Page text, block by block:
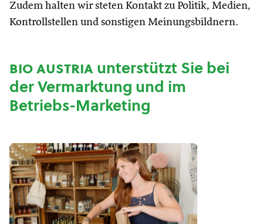
Zudem halten wir steten Kontakt zu Politik, Medien,
Kontrollstellen und sonstigen Meinungsbildnern.
bio austriaunterstützt Sie bei
der Vermarktung und im
Betriebs-Marketing